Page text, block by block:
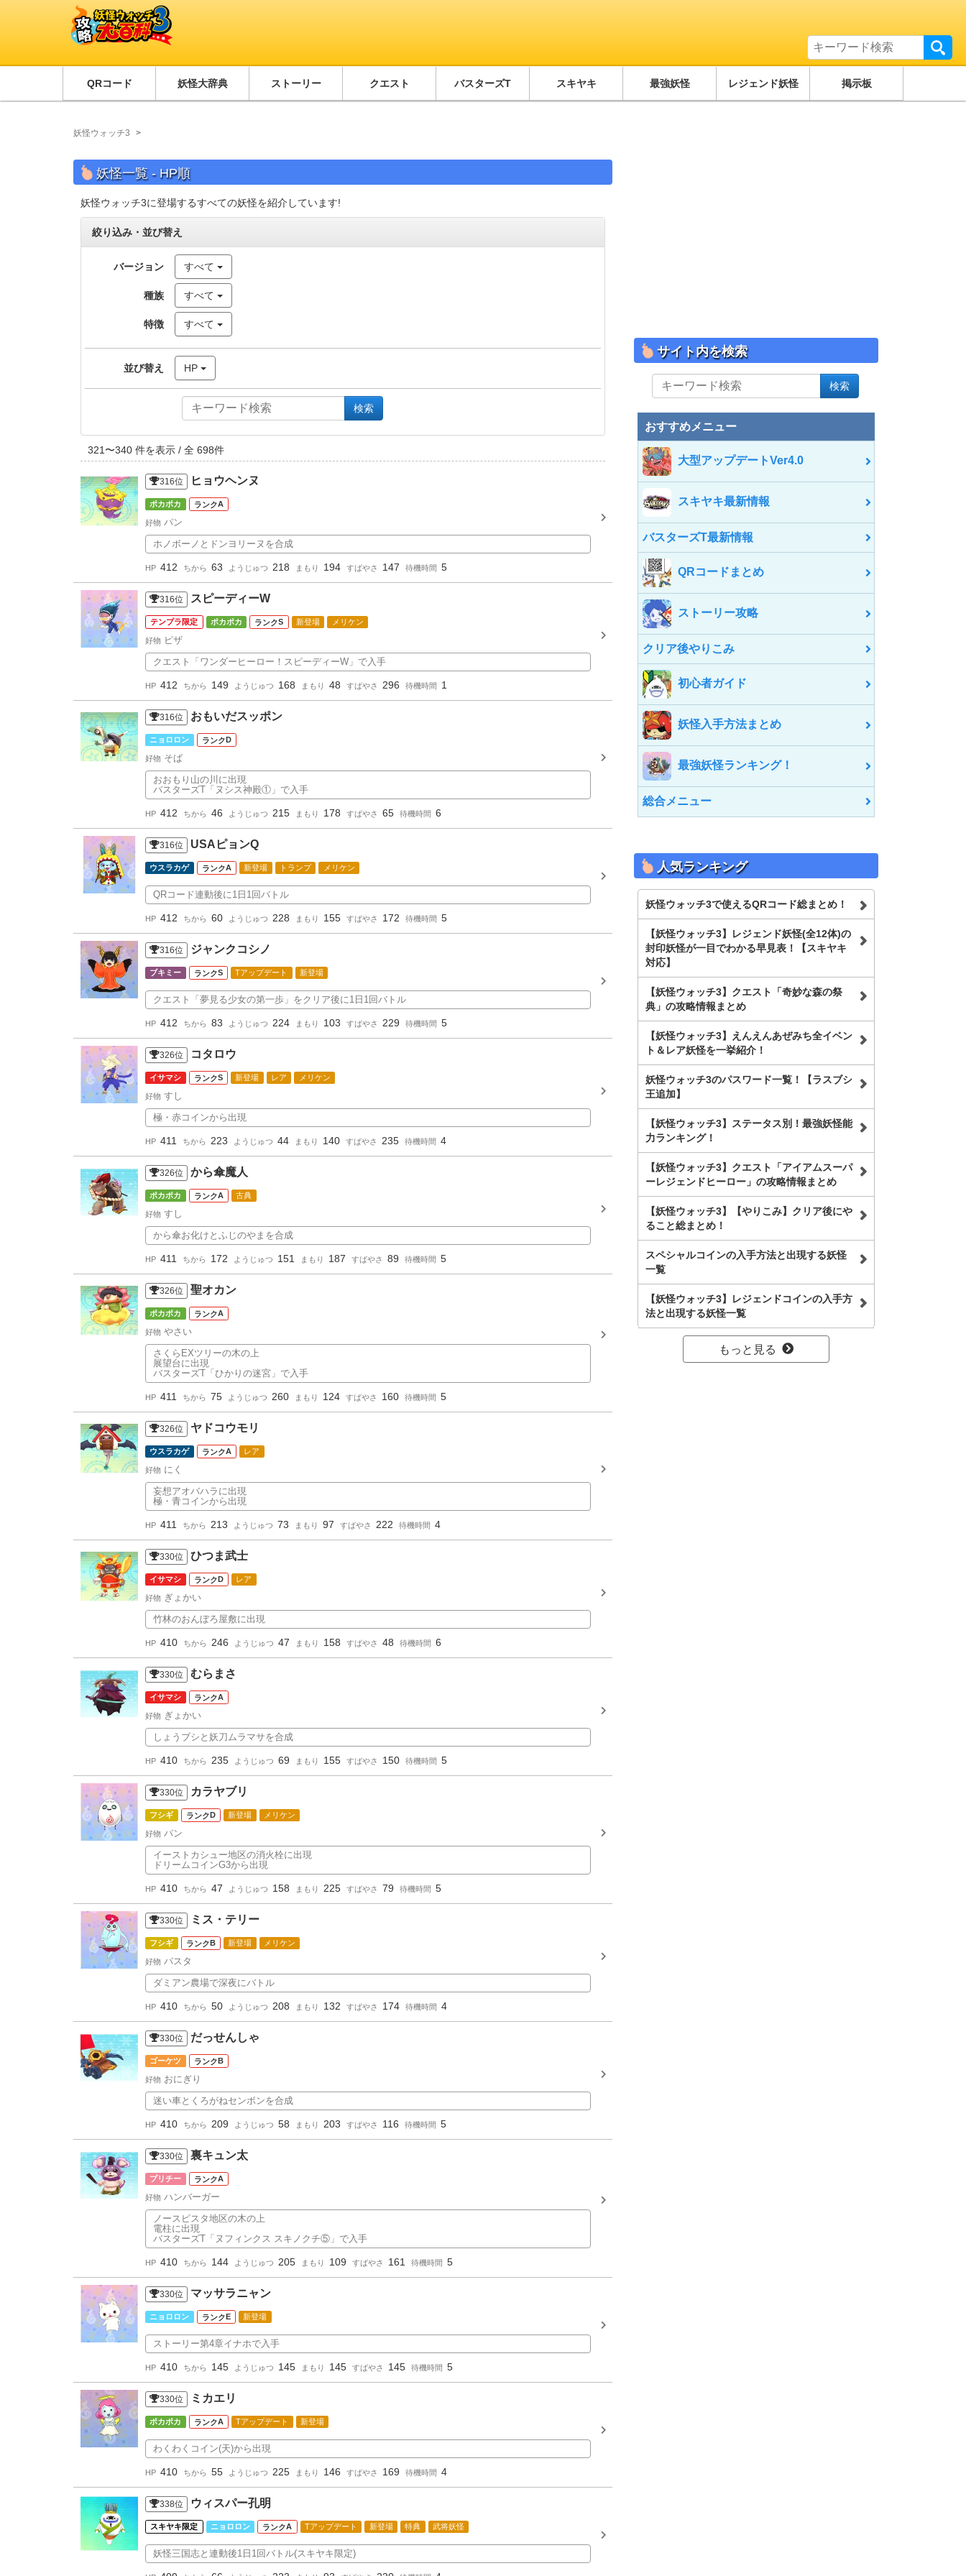
QRコード 妖怪大辞典 ストーリー クエスト バスターズT スキヤキ 最強妖怪 レジェンド妖怪 掲示板
妖怪ウォッチ3
妖怪一覧 - HP順
妖怪ウォッチ3に登場するすべての妖怪を紹介しています!
絞り込み・並び替え
バージョン すべて
種族 すべて
特徴 すべて
並び替え HP
検索
321 〜340 件を表示 / 全 698件
316位 ヒョウヘンヌ
ポカポカ A
好物 パン
ホノボーノとドンヨリーヌを合成
HP 412 ちから 63 ようじゅつ 218 まもり 194 すばやさ 147 待機時間 5
316位 スピーディーW
テンプラ限定 ポカポカ S 新登場 メリケン
好物 ピザ
クエスト「ワンダーヒーロー！スピーディーW」で入手
HP 412 ちから 149 ようじゅつ 168 まもり 48 すばやさ 296 待機時間 1
316位 おもいだスッポン
ニョロロン D
好物 そば
おおもり山の川に出現
バスターズT「ヌシス神殿①」で入手
HP 412 ちから 46 ようじゅつ 215 まもり 178 すばやさ 65 待機時間 6
316位 USAピョンQ
ウスラカゲ A 新登場 トランプ メリケン
QRコード連動後に1日1回バトル
HP 412 ちから 60 ようじゅつ 228 まもり 155 すばやさ 172 待機時間 5
316位 ジャンクコシノ
ブキミー S Tアップデート 新登場
クエスト「夢見る少女の第一歩」をクリア後に1日1回バトル
HP 412 ちから 83 ようじゅつ 224 まもり 103 すばやさ 229 待機時間 5
326位 コタロウ
イサマシ S 新登場 レア メリケン
好物 すし
極・赤コインから出現
HP 411 ちから 223 ようじゅつ 44 まもり 140 すばやさ 235 待機時間 4
326位 から傘魔人
ポカポカ A 古典
好物 すし
から傘お化けとふじのやまを合成
HP 411 ちから 172 ようじゅつ 151 まもり 187 すばやさ 89 待機時間 5
326位 聖オカン
ポカポカ A
好物 やさい
さくらEXツリーの木の上
展望台に出現
バスターズT「ひかりの迷宮」で入手
HP 411 ちから 75 ようじゅつ 260 まもり 124 すばやさ 160 待機時間 5
326位 ヤドコウモリ
ウスラカゲ A レア
好物 にく
妄想アオバハラに出現
極・青コインから出現
HP 411 ちから 213 ようじゅつ 73 まもり 97 すばやさ 222 待機時間 4
330位 ひつま武士
イサマシ D レア
好物 ぎょかい
竹林のおんぼろ屋敷に出現
HP 410 ちから 246 ようじゅつ 47 まもり 158 すばやさ 48 待機時間 6
330位 むらまさ
イサマシ A
好物 ぎょかい
しょうブシと妖刀ムラマサを合成
HP 410 ちから 235 ようじゅつ 69 まもり 155 すばやさ 150 待機時間 5
330位 カラヤブリ
フシギ D 新登場 メリケン
好物 パン
イーストカシュー地区の消火栓に出現
ドリームコインG3から出現
HP 410 ちから 47 ようじゅつ 158 まもり 225 すばやさ 79 待機時間 5
330位 ミス・テリー
フシギ B 新登場 メリケン
好物 パスタ
ダミアン農場で深夜にバトル
HP 410 ちから 50 ようじゅつ 208 まもり 132 すばやさ 174 待機時間 4
330位 だっせんしゃ
ゴーケツ B
好物 おにぎり
迷い車とくろがねセンボンを合成
HP 410 ちから 209 ようじゅつ 58 まもり 203 すばやさ 116 待機時間 5
330位 裏キュン太
プリチー A
好物 ハンバーガー
ノースピスタ地区の木の上
電柱に出現
バスターズT「ヌフィンクス スキノクチ⑤」で入手
HP 410 ちから 144 ようじゅつ 205 まもり 109 すばやさ 161 待機時間 5
330位 マッサラニャン
ニョロロン E 新登場
ストーリー第4章イナホで入手
HP 410 ちから 145 ようじゅつ 145 まもり 145 すばやさ 145 待機時間 5
330位 ミカエリ
ポカポカ A Tアップデート 新登場
わくわくコイン(天)から出現
HP 410 ちから 55 ようじゅつ 225 まもり 146 すばやさ 169 待機時間 4
338位 ウィスパー孔明
スキヤキ限定 ニョロロン A Tアップデート 新登場 特典 武将妖怪
妖怪三国志と連動後1日1回バトル(スキヤキ限定)
サイト内を検索
イ
内
検
索
検索
おすすめメニュー
大型アップデートVer4.0
スキヤキ最新情報
バスターズT最新情報
QRコードまとめ
ストーリー攻略
クリア後やりこみ
初心者ガイド
妖怪入手方法まとめ
最強妖怪ランキング！
総合メニュー
人気ランキング
妖怪ウォッチ3で使えるQRコード総まとめ！
【妖怪ウォッチ3】レジェンド妖怪(全12体)の
封印妖怪が一目でわかる早見表！【スキヤキ
対応】
【妖怪ウォッチ3】クエスト「奇妙な森の祭
典」の攻略情報まとめ
【妖怪ウォッチ3】えんえんあぜみち全イベン
ト＆レア妖怪を一挙紹介！
妖怪ウォッチ3のパスワード一覧！【ラスブシ
王追加】
【妖怪ウォッチ3】ステータス別！最強妖怪能
力ランキング！
【妖怪ウォッチ3】クエスト「アイアムスーパ
ーレジェンドヒーロー」の攻略情報まとめ
【妖怪ウォッチ3】【やりこみ】クリア後にや
ること総まとめ！
スペシャルコインの入手方法と出現する妖怪
一覧
【妖怪ウォッチ3】レジェンドコインの入手方
法と出現する妖怪一覧
もっと見る